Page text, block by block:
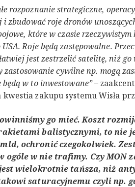
rozpoznanie strategiczne,
zbudować roje dronów
które w czasie rzeczywistym
Roje będą zastępowalne.
jest zestrzelić satelitę, niż go
zastosowanie cywilne np. mogą
w to inwestowane”–
zakupu systemu Wisła
go mieć. Koszt
balistycznymi, to nie
ochronić czegokolwiek.
w nie trafimy. Czy MON
wielokrotnie tańsza, niż
saturacyjnemu czyli np.